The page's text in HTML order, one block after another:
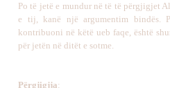
Po të jetë e mundur në të të përgjigjet
e tij, kanë një argumentim bindës.
kontribuoni në këtë ueb faqe, është
për jetën në ditët e sotme.
Përgjigjja: